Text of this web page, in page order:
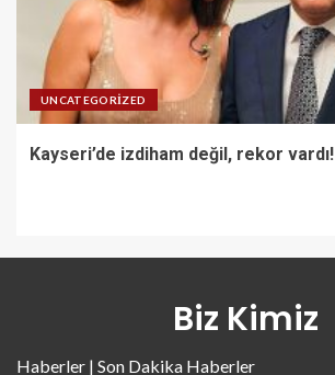
UNCATEGORIZED
Kayseri’de izdiham değil, rekor vardı!
Biz Kimiz
Haberler | Son Dakika Haberler